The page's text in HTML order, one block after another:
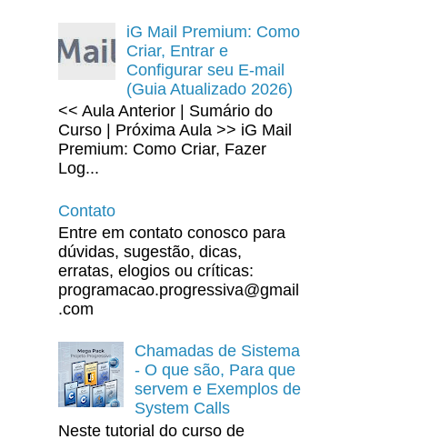
iG Mail Premium: Como
Criar, Entrar e
Configurar seu E-mail
(Guia Atualizado 2026)
<< Aula Anterior | Sumário do
Curso | Próxima Aula >> iG Mail
Premium: Como Criar, Fazer
Log...
Contato
Entre em contato conosco para
dúvidas, sugestão, dicas,
erratas, elogios ou críticas:
programacao.progressiva@gmail
.com
Chamadas de Sistema
- O que são, Para que
servem e Exemplos de
System Calls
Neste tutorial do curso de